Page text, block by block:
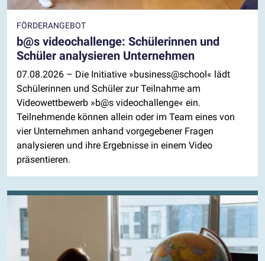
FÖRDERANGEBOT
b@s videochallenge: Schülerinnen und
Schüler analysieren Unternehmen
07.08.2026 – Die Initiative »business@school« lädt
Schülerinnen und Schüler zur Teilnahme am
Videowettbewerb »b@s videochallenge« ein.
Teilnehmende können allein oder im Team eines von
vier Unternehmen anhand vorgegebener Fragen
analysieren und ihre Ergebnisse in einem Video
präsentieren.